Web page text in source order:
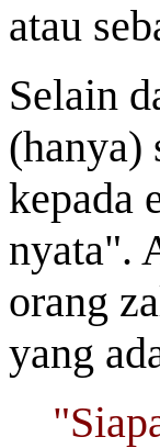
atau
Selain
(hanya)
kepada
nyata".
orang
yang